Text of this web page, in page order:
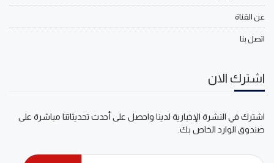
عن القناة
اتصل بنا
اشترك الان
اشترك في النشرة الإخبارية لدينا واحصل على أحدث تحديثاتنا مباشرة على
صندوق الوارد الخاص بك.